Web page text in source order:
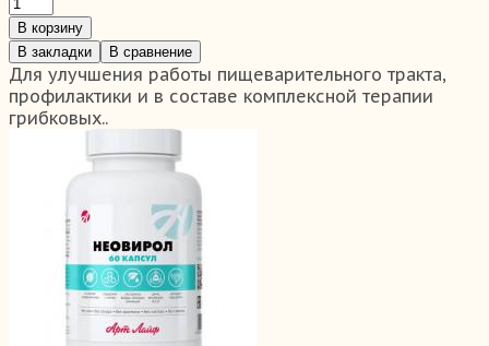
В корзину
В закладки
В сравнение
Для улучшения работы пищеварительного тракта,
профилактики и в составе комплексной терапии
грибковых..